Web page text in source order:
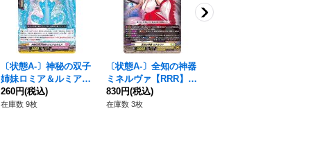
〔状態A-〕神秘の双子
姉妹ロミア＆ルミア
【ORR】{D-LBT01/02
4}《リリカルモナステ
260円(税込)
在庫数 9枚
〔状態A-〕全知の神器
ミネルヴァ【RRR】{D
-BT08/007}《ケテルサ
ンクチュアリ》
830円(税込)
在庫数 3枚